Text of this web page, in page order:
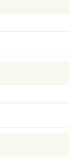
ます。
せて頂きま
の具体的手続